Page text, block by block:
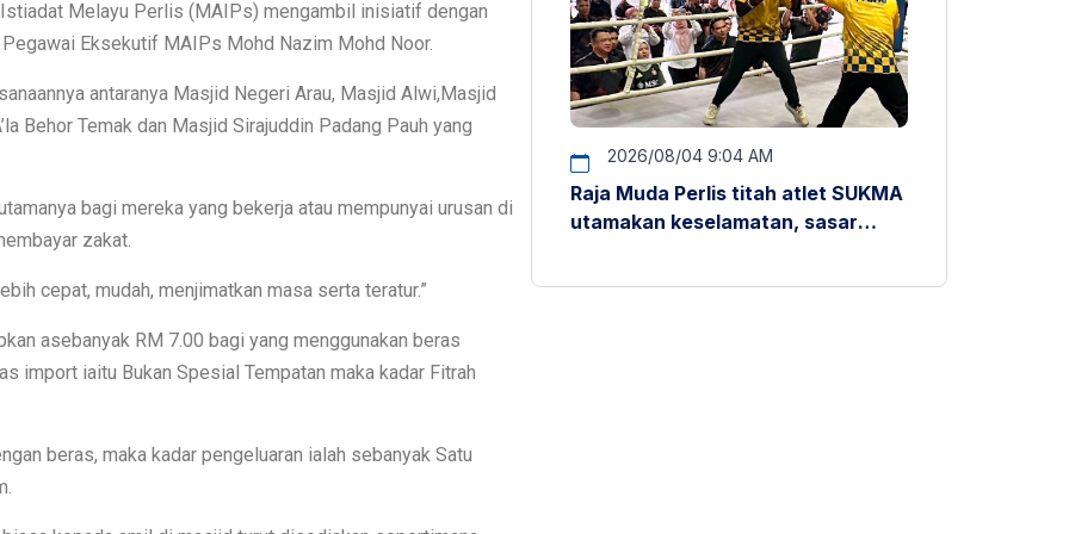
Melayu Perlis (MAIPs) mengambil inisiatif dengan
Eksekutif MAIPs Mohd Nazim Mohd Noor.
antaranya Masjid Negeri Arau, Masjid Alwi,Masjid
Behor Temak dan Masjid Sirajuddin Padang Pauh yang
bagi mereka yang bekerja atau mempunyai urusan di
zakat.
cepat, mudah, menjimatkan masa serta teratur.”
asebanyak RM 7.00 bagi yang menggunakan beras
import iaitu Bukan Spesial Tempatan maka kadar Fitrah
beras, maka kadar pengeluaran ialah sebanyak Satu
2026/08/04 9:04 AM
Raja Muda Perlis titah atlet SUKMA
utamakan keselamatan, sasar